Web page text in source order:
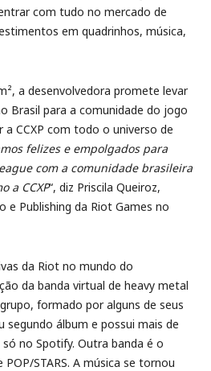
com tudo no mercado de
em quadrinhos, música,
a desenvolvedora promete levar
Brasil para a comunidade do jogo
CCXP com todo o universo de
felizes e empolgados para
com a comunidade brasileira
a CCXP“, diz Priscila Queiroz,
e Publishing da Riot Games no
da Riot no mundo do
da banda virtual de heavy metal
formado por alguns de seus
segundo álbum e possui mais de
no Spotify. Outra banda é o
STARS. A música se tornou